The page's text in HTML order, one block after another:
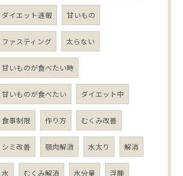
ダイエット速報 甘いもの
ファスティング 太らない
甘いものが食べたい時
甘いものが食べたい ダイエット中
食事制限 作り方 むくみ改善
シミ改善 顎肉解消 水太り 解消
水 むくみ解消 水分量 浮腫